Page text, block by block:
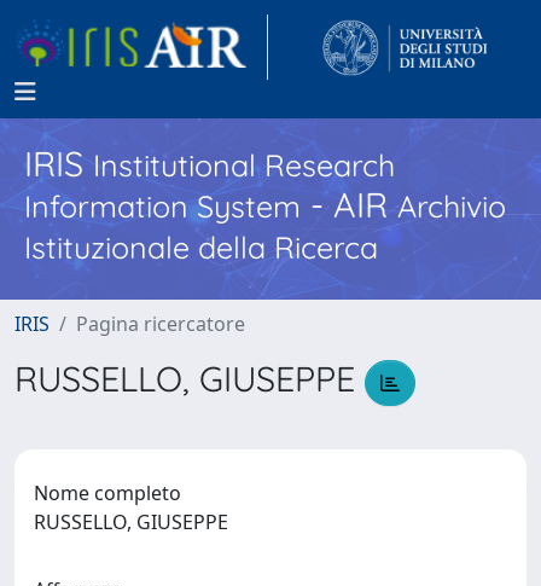
IRISInstitutional Research
Information System - AIR Archivio
Istituzionale della Ricerca
IRIS Pagina ricercatore
RUSSELLO, GIUSEPPE
Nome completo
RUSSELLO, GIUSEPPE